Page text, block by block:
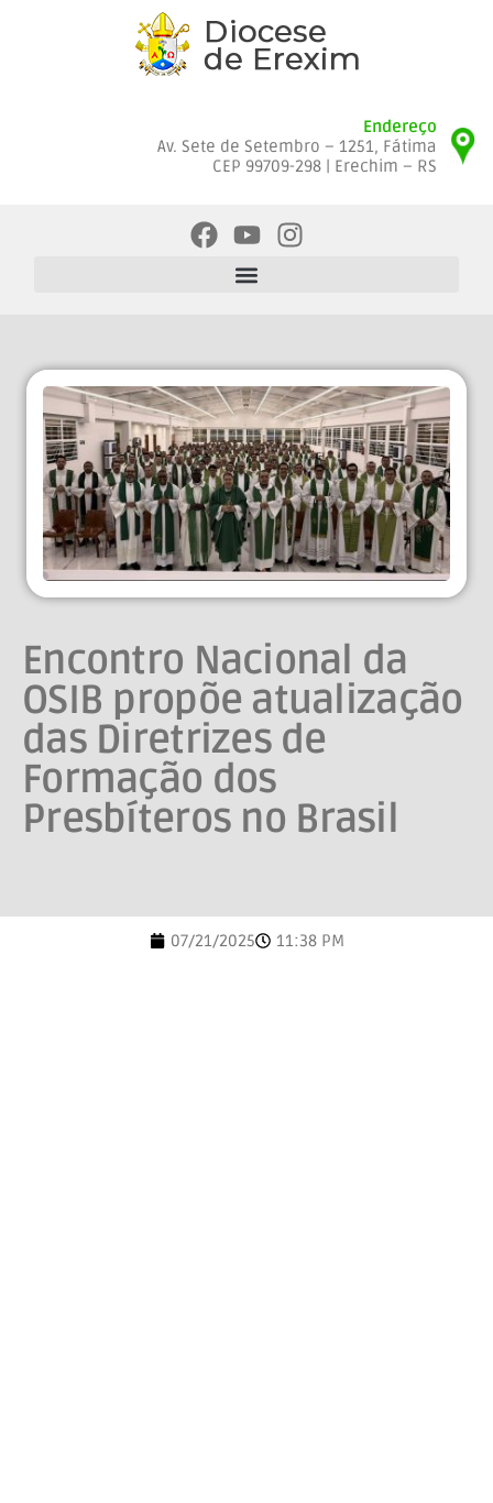
Endereço
Av. Sete de Setembro – 1251, Fátima
CEP 99709-298 | Erechim – RS
Encontro Nacional da
OSIB propõe atualização
das Diretrizes de
Formação dos
Presbíteros no Brasil
07/21/2025 11:38 PM